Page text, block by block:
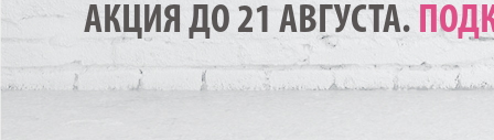
АКЦИЯ ДО 21 АВГУСТА.